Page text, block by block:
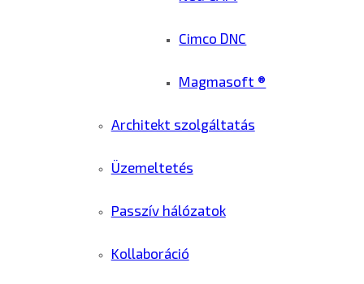
Cimco DNC
Magmasoft ®
Architekt szolgáltatás
Üzemeltetés
Passzív hálózatok
Kollaboráció